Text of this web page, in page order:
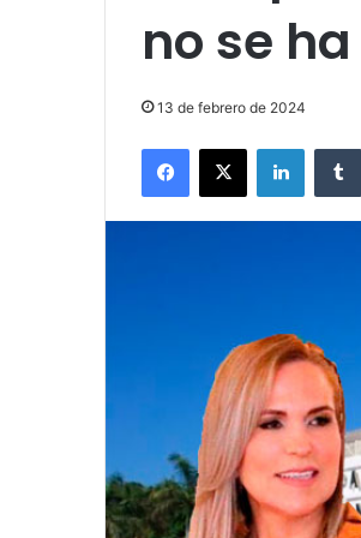
no se
13 de febrero de 2024
Facebook
X LinkedIn